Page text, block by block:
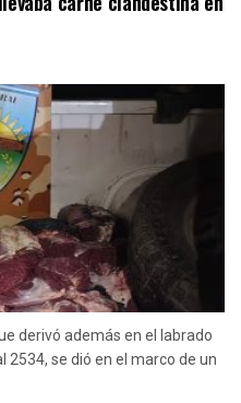
derivó además en el labrado
2534, se dió en el marco de un